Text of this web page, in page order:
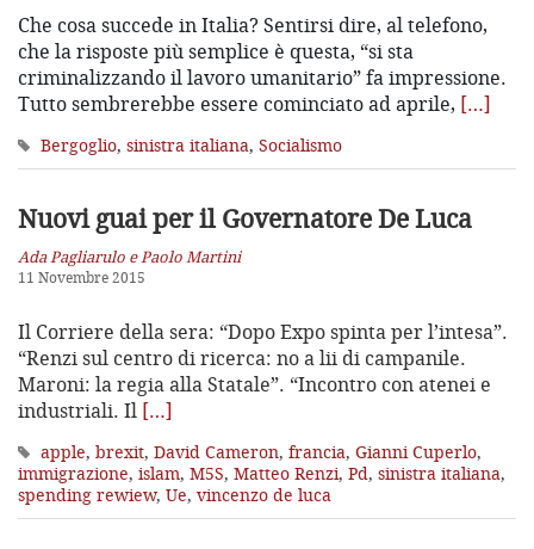
Che cosa succede in Italia? Sentirsi dire, al telefono,
che la risposte più semplice è questa, “si sta
criminalizzando il lavoro umanitario” fa impressione.
Tutto sembrerebbe essere cominciato ad aprile, […]
Bergoglio, sinistra italiana, Socialismo
Nuovi guai per il Governatore De Luca
Ada Pagliarulo e Paolo Martini
11 Novembre 2015
Il Corriere della sera: “Dopo Expo spinta per l’intesa”.
“Renzi sul centro di ricerca: no a lii di campanile.
Maroni: la regia alla Statale”. “Incontro con atenei e
industriali. Il […]
apple, brexit, David Cameron, francia, Gianni Cuperlo,
immigrazione, islam, M5S, Matteo Renzi, Pd, sinistra italiana,
spending rewiew, Ue, vincenzo de luca